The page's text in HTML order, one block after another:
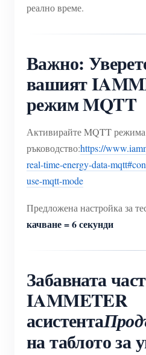
реално време.
Важно:
вашият
режим MQTT
Активирайте MQTT режима
ръководство:https://
real-time-energy-data-
use-mqtt-mode
Предложена настройка за
качване = 6 секунди
Забавната
IAMMETER
асистента
на таблото за